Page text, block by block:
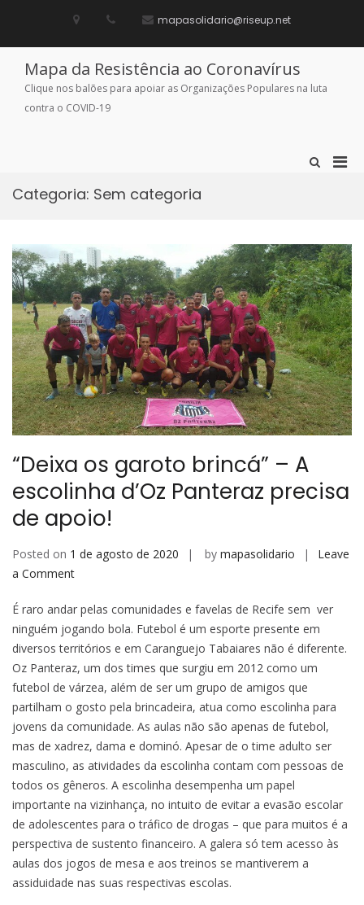
mapasolidario@riseup.net
Mapa da Resistência ao Coronavírus
Clique nos balões para apoiar as Organizações Populares na luta
contra o COVID-19
Show
Categoria: Sem categoria
“Deixa os garoto brincá” – A
escolinha d’Oz Panteraz precisa
de apoio!
Posted on 1 de agosto de 2020 by mapasolidario
Leave
a Commenton
os
garoto
brincá”
–
A
escolinha
d’Oz
Panteraz
precisa
de
apoio!
É raro andar pelas comunidades e favelas de Recife sem ver
ninguém jogando bola. Futebol é um esporte presente em
diversos territórios e em Caranguejo Tabaiares não é diferente.
Oz Panteraz, um dos times que surgiu em 2012 como um
futebol de várzea, além de ser um grupo de amigos que
partilham o gosto pela brincadeira, atua como escolinha para
jovens da comunidade. As aulas não são apenas de futebol,
mas de xadrez, dama e dominó. Apesar de o time adulto ser
masculino, as atividades da escolinha contam com pessoas de
todos os gêneros. A escolinha desempenha um papel
importante na vizinhança, no intuito de evitar a evasão escolar
de adolescentes para o tráfico de drogas – que para muitos é a
perspectiva de sustento financeiro. A galera só tem acesso às
aulas dos jogos de mesa e aos treinos se mantiverem a
assiduidade nas suas respectivas escolas.